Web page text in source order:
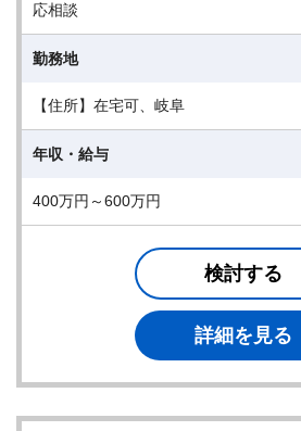
応相談
勤務地
【住所】在宅可、岐阜
年収・給与
400万円～600万円
検討する
詳細を見る